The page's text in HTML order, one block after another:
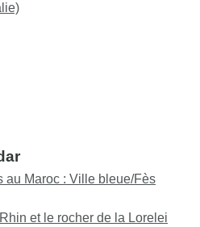
au Maroc : Ville bleue/Fès
et le rocher de la Lorelei